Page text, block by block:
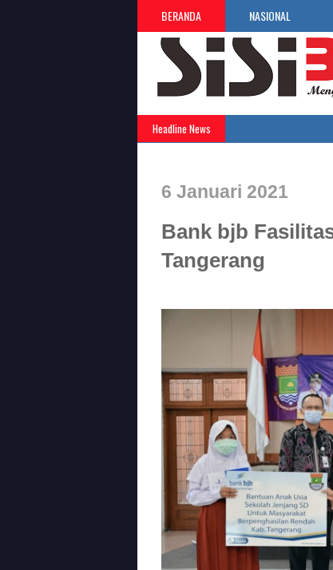
BERANDA NASIONAL
Headline News
6 Januari 2021
Bank bjb
Tangerang